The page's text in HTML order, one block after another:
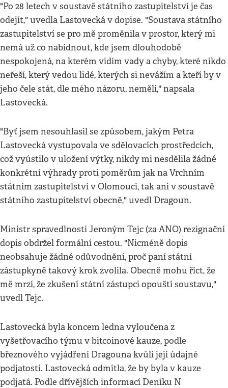
"Po 28 letech v soustavě státního zastupitelství je čas
odejít," uvedla Lastovecká v dopise. "Soustava státního
zastupitelství se pro mě proměnila v prostor, který mi
nemá už co nabídnout, kde jsem dlouhodobě
nespokojená, na kterém vidím vady a chyby, které nikdo
neřeší, který vedou lidé, kterých si nevážím a kteří by v
jeho čele stát, dle mého názoru, neměli," napsala
Lastovecká.
"Byť jsem nesouhlasil se způsobem, jakým Petra
Lastovecká vystupovala ve sdělovacích prostředcích,
což vyústilo v uložení výtky, nikdy mi nesdělila žádné
konkrétní výhrady proti poměrům jak na Vrchním
státním zastupitelství v Olomouci, tak ani v soustavě
státního zastupitelství obecně," uvedl Dragoun.
Ministr spravedlnosti Jeroným Tejc (za ANO) rezignační
dopis obdržel formální cestou. "Nicméně dopis
neobsahuje žádné odůvodnění, proč paní státní
zástupkyně takový krok zvolila. Obecně mohu říct, že
mě mrzí, že zkušení státní zástupci opouští soustavu,"
uvedl Tejc.
Lastovecká byla koncem ledna vyloučena z
vyšetřovacího týmu v bitcoinové kauze, podle
březnového vyjádření Dragouna kvůli její údajné
podjatosti. Lastovecká odmítla, že by byla v kauze
podjatá. Podle dřívějších informací Deníku N